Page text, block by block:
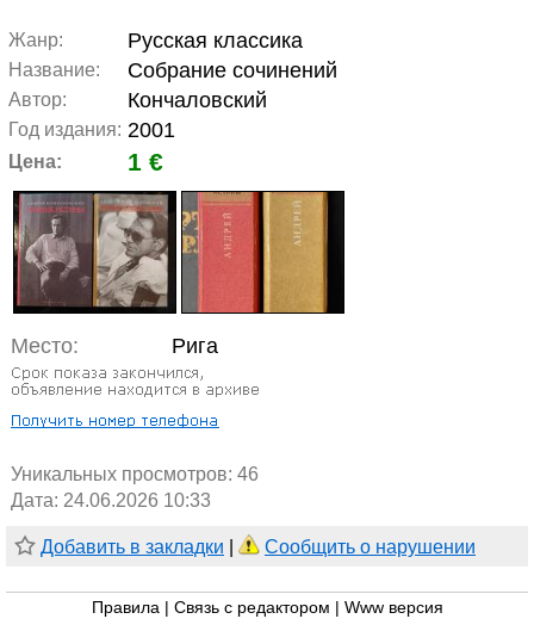
Жанр: Русская классика
Название: Собрание сочинений
Автор: Кончаловский
Год издания: 2001
Цена: 1 €
Место: Рига
Уникальных просмотров: 46
Дата: 24.06.2026 10:33
Добавить в закладки Сообщить о нарушении
Правила Связь с редактором Www версия